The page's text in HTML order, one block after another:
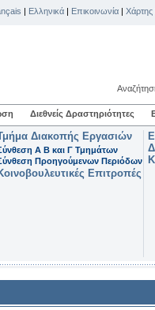
| Ελληνικά | Επικοινωνία |
Διεθνείς Δραστηριότητες
Διακοπής Εργασιών
Α Β και Γ Τμημάτων
Προηγούμενων Περιόδων
Επιτροπές